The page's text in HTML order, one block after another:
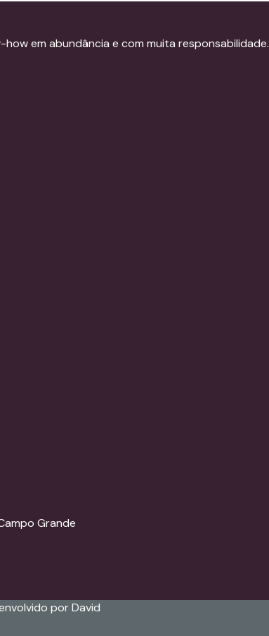
em abundância e com muita responsabilidade.
Grande
por David